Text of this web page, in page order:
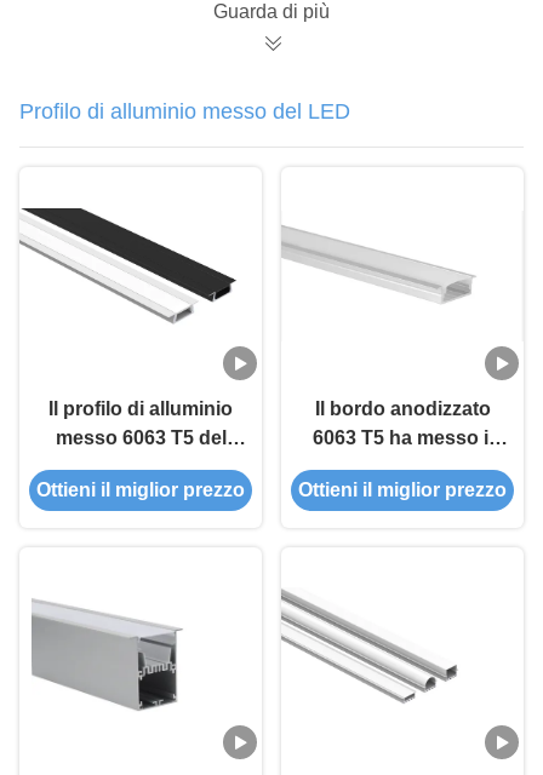
Guarda di più
Profilo di alluminio messo del LED
Il profilo di alluminio
messo 6063 T5 del
LED con la copertura
ha condotto il canale
Ottieni il miglior prezzo
Il bordo anodizzato
6063 T5 ha messo il
profilo di alluminio
2.5m del LED
Ottieni il miglior prezzo